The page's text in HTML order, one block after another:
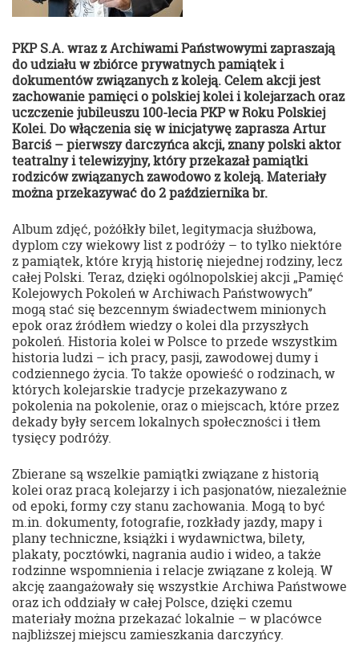
PKP S.A. wraz z Archiwami Państwowymi zapraszają
do udziału w zbiórce prywatnych pamiątek i
dokumentów związanych z koleją. Celem akcji jest
zachowanie pamięci o polskiej kolei i kolejarzach oraz
uczczenie jubileuszu 100-lecia PKP w Roku Polskiej
Kolei. Do włączenia się w inicjatywę zaprasza Artur
Barciś – pierwszy darczyńca akcji, znany polski aktor
teatralny i telewizyjny, który przekazał pamiątki
rodziców związanych zawodowo z koleją. Materiały
można przekazywać do 2 października br.
Album zdjęć, pożółkły bilet, legitymacja służbowa,
dyplom czy wiekowy list z podróży – to tylko niektóre
z pamiątek, które kryją historię niejednej rodziny, lecz
całej Polski. Teraz, dzięki ogólnopolskiej akcji „Pamięć
Kolejowych Pokoleń w Archiwach Państwowych”
mogą stać się bezcennym świadectwem minionych
epok oraz źródłem wiedzy o kolei dla przyszłych
pokoleń. Historia kolei w Polsce to przede wszystkim
historia ludzi – ich pracy, pasji, zawodowej dumy i
codziennego życia. To także opowieść o rodzinach, w
których kolejarskie tradycje przekazywano z
pokolenia na pokolenie, oraz o miejscach, które przez
dekady były sercem lokalnych społeczności i tłem
tysięcy podróży.
Zbierane są wszelkie pamiątki związane z historią
kolei oraz pracą kolejarzy i ich pasjonatów, niezależnie
od epoki, formy czy stanu zachowania. Mogą to być
m.in. dokumenty, fotografie, rozkłady jazdy, mapy i
plany techniczne, książki i wydawnictwa, bilety,
plakaty, pocztówki, nagrania audio i wideo, a także
rodzinne wspomnienia i relacje związane z koleją. W
akcję zaangażowały się wszystkie Archiwa Państwowe
oraz ich oddziały w całej Polsce, dzięki czemu
materiały można przekazać lokalnie – w placówce
najbliższej miejscu zamieszkania darczyńcy.